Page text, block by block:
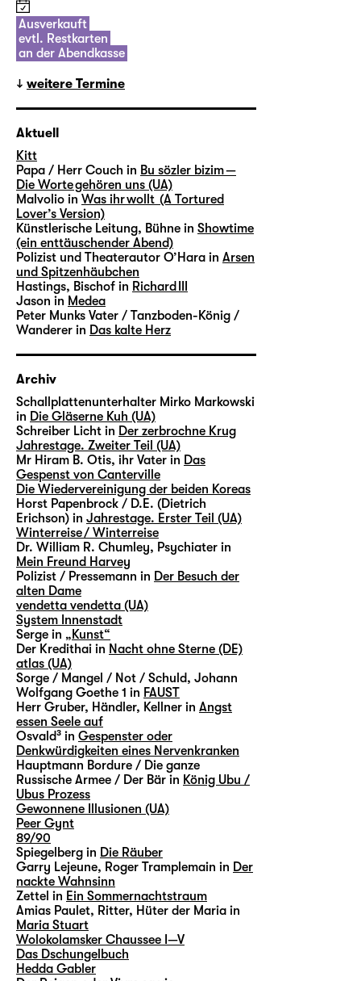
Ausverkauft
evtl. Restkarten
an der Abendkasse
weitere Termine
Aktuell
Kitt
Papa / Herr Couch in Bu sözler bizim —
Die Worte gehören uns (UA)
Malvolio in Was ihr wollt (A Tortured
Lover’s Version)
Künstlerische Leitung, Bühne in Showtime
(ein enttäuschender Abend)
Polizist und Theaterautor O’Hara in Arsen
und Spitzenhäubchen
Hastings, Bischof in Richard III
Jason in Medea
Peter Munks Vater / Tanzboden-König /
Wanderer in Das kalte Herz
Archiv
Schallplattenunterhalter Mirko Markowski
in Die Gläserne Kuh (UA)
Schreiber Licht in Der zerbrochne Krug
Jahrestage. Zweiter Teil (UA)
Mr Hiram B. Otis, ihr Vater in Das
Gespenst von Canterville
Die Wiedervereinigung der beiden Koreas
Horst Papenbrock / D.E. (Dietrich
Erichson) in Jahrestage. Erster Teil (UA)
Winterreise / Winterreise
Dr. William R. Chumley, Psychiater in
Mein Freund Harvey
Polizist / Pressemann in Der Besuch der
alten Dame
vendetta vendetta (UA)
System Innenstadt
Serge in „Kunst“
Der Kredithai in Nacht ohne Sterne (DE)
atlas (UA)
Sorge / Mangel / Not / Schuld, Johann
Wolfgang Goethe 1 in FAUST
Herr Gruber, Händler, Kellner in Angst
essen Seele auf
Osvald³ in Gespenster oder
Denkwürdigkeiten eines Nervenkranken
Hauptmann Bordure / Die ganze
Russische Armee / Der Bär in König Ubu /
Ubus Prozess
Gewonnene Illusionen (UA)
Peer Gynt
89/90
Spiegelberg in Die Räuber
Garry Lejeune, Roger Tramplemain in Der
nackte Wahnsinn
Zettel in Ein Sommernachtstraum
Amias Paulet, Ritter, Hüter der Maria in
Maria Stuart
Wolokolamsker Chaussee I—V
Das Dschungelbuch
Hedda Gabler